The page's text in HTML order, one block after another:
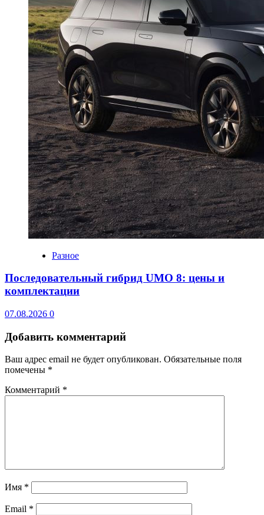
Разное
Последовательный гибрид UMO 8: цены и
комплектации
07.08.2026 0
Добавить комментарий
Ваш адрес email не будет опубликован. Обязательные поля
помечены *
Комментарий *
Имя *
Email *